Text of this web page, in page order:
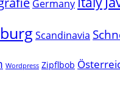
Germany
Scandinavia
Wordpress Zipflbob